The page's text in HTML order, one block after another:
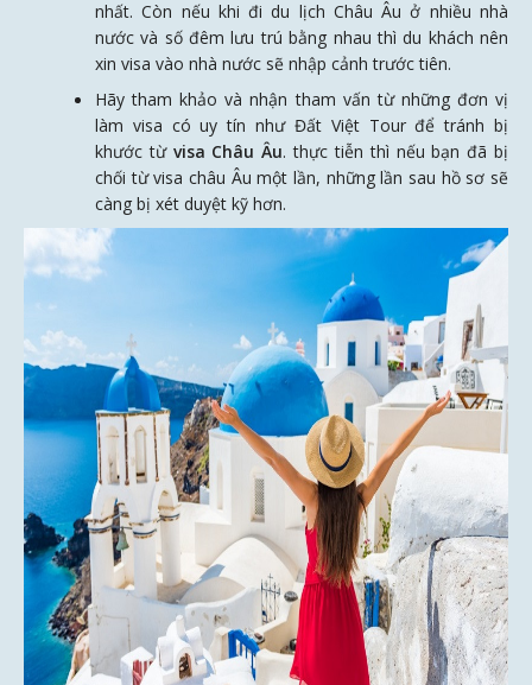
nhất. Còn nếu khi đi du lịch Châu Âu ở nhiều nhà
nước và số đêm lưu trú bằng nhau thì du khách nên
xin visa vào nhà nước sẽ nhập cảnh trước tiên.
Hãy tham khảo và nhận tham vấn từ những đơn vị
làm visa có uy tín như Đất Việt Tour để tránh bị
khước từ visa Châu Âu. thực tiễn thì nếu bạn đã bị
chối từ visa châu Âu một lần, những lần sau hồ sơ sẽ
càng bị xét duyệt kỹ hơn.